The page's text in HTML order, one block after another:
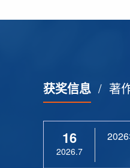
获奖信息 / 著
16
2026.7